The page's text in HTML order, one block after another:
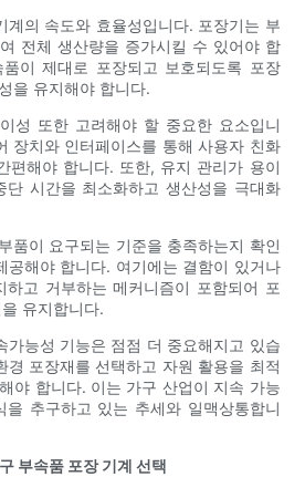
계의 속도와 효율성입니다. 포장기는 부
전체 생산량을 증가시킬 수 있어야 합
이 제대로 포장되고 보호되도록 포장
을 유지해야 합니다.
성 또한 고려해야 할 중요한 요소입니
장치와 인터페이스를 통해 사용자 친화
편해야 합니다. 또한, 유지 관리가 용이
단 시간을 최소화하고 생산성을 극대화
품이 요구되는 기준을 충족하는지 확인
공해야 합니다. 여기에는 결함이 있거나
하고 거부하는 메커니즘이 포함되어 포
유지합니다.
가능성 기능은 점점 더 중요해지고 있습
경 포장재를 선택하고 자원 활용을 최적
야 합니다. 이는 가구 산업이 지속 가능
추구하고 있는 추세와 일맥상통합니
부속품 포장 기계 선택